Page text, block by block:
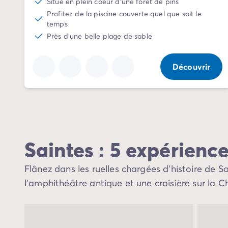
Camping Communauté Valencienne
Camping Costa Blanca
Camping Alicante
Camping Benidorm
Camping Abruzzes
Camping Lac de Garde
Camping Lac Majeur
Camping Sardaigne
Profitez de la piscine couverte quel que soit le
temps
Près d'une belle plage de sable
Découvrir
Saintes : 5
Flânez dans les ruelles chargées d’histoire de
l’amphithéâtre antique et une croisière sur la